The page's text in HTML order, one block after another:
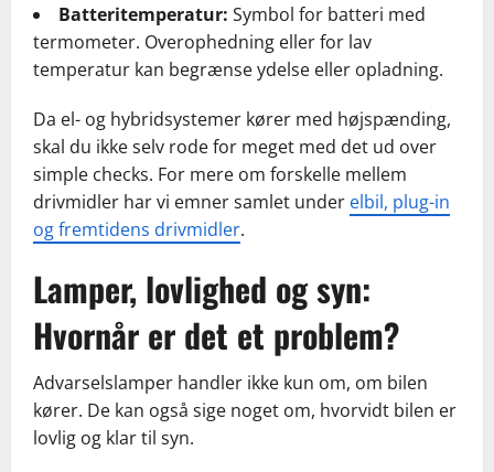
Batteritemperatur: Symbol for batteri med
termometer. Overophedning eller for lav
temperatur kan begrænse ydelse eller opladning.
Da el- og hybridsystemer kører med højspænding,
skal du ikke selv rode for meget med det ud over
simple checks. For mere om forskelle mellem
drivmidler har vi emner samlet under elbil, plug-in
og fremtidens drivmidler.
Lamper, lovlighed og syn:
Hvornår er det et problem?
Advarselslamper handler ikke kun om, om bilen
kører. De kan også sige noget om, hvorvidt bilen er
lovlig og klar til syn.